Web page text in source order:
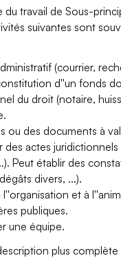
du travail de Sous-
suivantes sont
(courrier,
d''un fonds
du droit (notaire,
ou des documents à
des actes
Peut établir des
divers, ...).
l''organisation et à
publiques.
une équipe.
plus